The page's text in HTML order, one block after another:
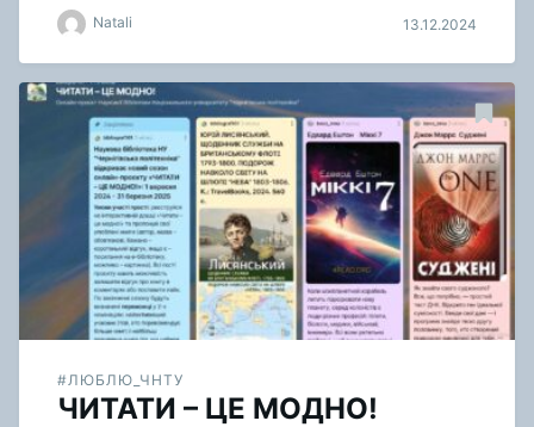
Natali 13.12.2024
#ЛЮБЛЮ_ЧНТУ
ЧИТАТИ – ЦЕ МОДНО!